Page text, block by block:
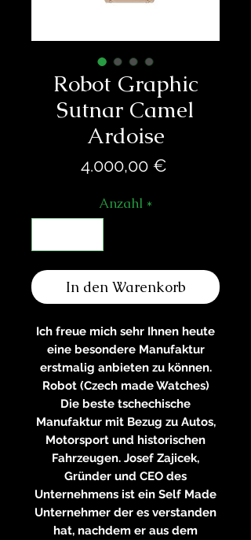
Robot Graphic
Sutnar Camel
Ardoise
4.000,00 €Preis
Anzahl *
In den Warenkorb
Ich freue mich sehr Ihnen heute
eine besondere Manufaktur
erstmalig anbieten zu können.
Robot (Czech made Watches)
Die beste tschechische
Manufaktur mit Bezug zu Autos,
Motorsport und historischen
Fahrzeugen. Josef Zajicek,
Gründer und CEO des
Unternehmens ist ein Self Made
Unternehmer der es verstanden
hat, nachdem er aus dem